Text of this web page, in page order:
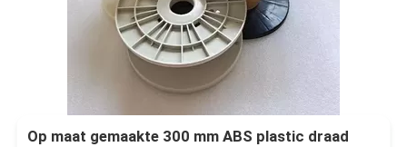
Op maat gemaakte 300 mm ABS plastic draad